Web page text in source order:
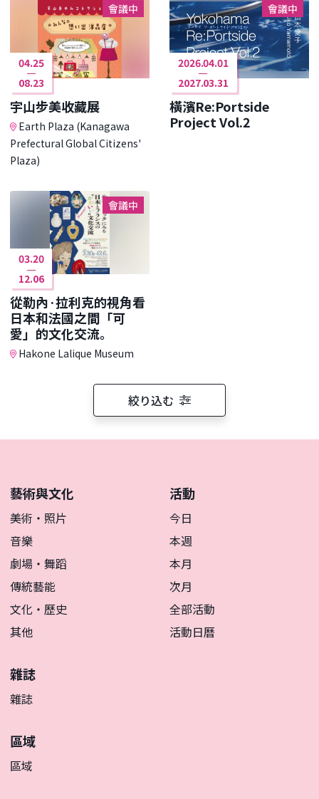
會議中
04.25
08.23
宇山步美收藏展
Earth Plaza (Kanagawa
Prefectural Global Citizens'
Plaza)
會議中
2026.04.01
2027.03.31
橫濱Re:Portside
Project Vol.2
會議中
03.20
12.06
從勒內·拉利克的視角看
日本和法國之間「可
愛」的文化交流。
Hakone Lalique Museum
絞り込む
藝術與文化
美術・照片
音樂
劇場・舞蹈
傳統藝能
文化・歷史
其他
活動
今日
本週
本月
次月
全部活動
活動日曆
雜誌
雜誌
區域
區域